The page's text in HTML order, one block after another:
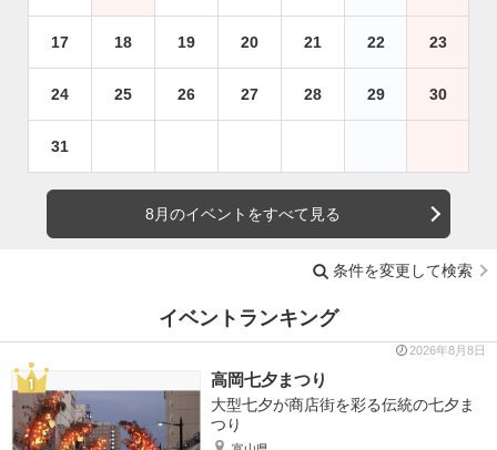
17 18 19 20 21 22 23
24 25 26 27 28 29 30
31
8月のイベントをすべて見る
条件を変更して検索
イベントランキング
2026年8月8日
高岡七夕まつり
大型七夕が商店街を彩る伝統の七夕ま
つり